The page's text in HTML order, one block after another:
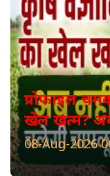
प्रोफाइल
खेल खत्म?
08-Aug-2026